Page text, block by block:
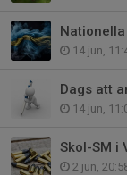
14 jun,
Dags att
14 jun,
Skol-SM i
2 jun,